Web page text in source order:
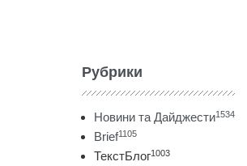
Рубрики
Новини та Дайджести1534
Brief1105
ТекстБлог1003